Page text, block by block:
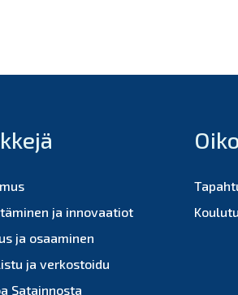
ja innovaatiot
ja osaaminen
ja verkostoidu
Satainnosta